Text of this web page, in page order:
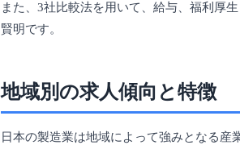
また、3社比較法を用いて、給与、福利厚
賢明です。
地域別の求人傾向と特徴
日本の製造業は地域によって強みとなる産